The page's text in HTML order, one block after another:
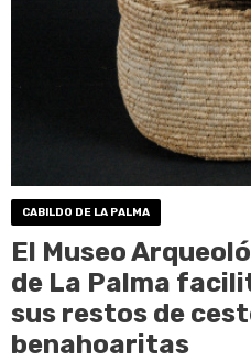
CABILDO DE LA PALMA
El Museo
de La Palma
sus restos de
benahoaritas